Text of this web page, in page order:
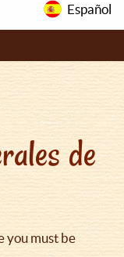
Español
de
you must be